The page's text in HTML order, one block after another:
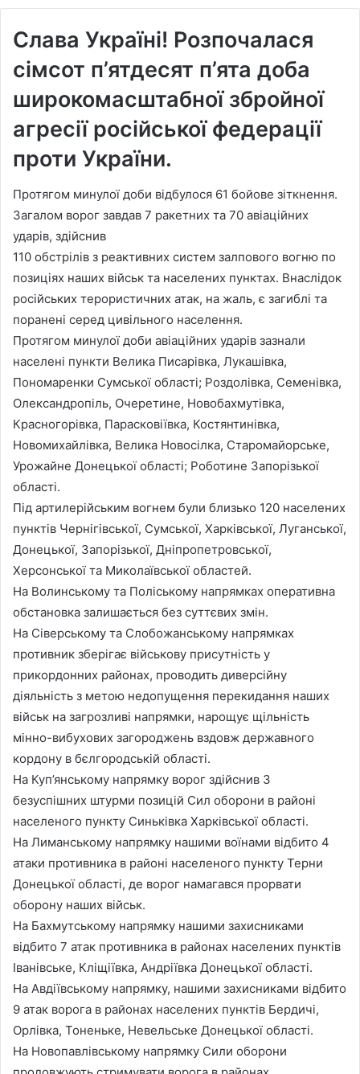
Слава Україні! Розпочалася
сімсот п’ятдесят п’ята доба
широкомасштабної збройної
агресії російської федерації
проти України.
Протягом минулої доби відбулося 61 бойове зіткнення.
Загалом ворог завдав 7 ракетних та 70 авіаційних
ударів, здійснив
110 обстрілів з реактивних систем залпового вогню по
позиціях наших військ та населених пунктах. Внаслідок
російських терористичних атак, на жаль, є загиблі та
поранені серед цивільного населення.
Протягом минулої доби авіаційних ударів зазнали
населені пункти Велика Писарівка, Лукашівка,
Пономаренки Сумської області; Роздолівка, Семенівка,
Олександропіль, Очеретине, Новобахмутівка,
Красногорівка, Парасковіївка, Костянтинівка,
Новомихайлівка, Велика Новосілка, Старомайорське,
Урожайне Донецької області; Роботине Запорізької
області.
Під артилерійським вогнем були близько 120 населених
пунктів Чернігівської, Сумської, Харківської, Луганської,
Донецької, Запорізької, Дніпропетровської,
Херсонської та Миколаївської областей.
На Волинському та Поліському напрямках оперативна
обстановка залишається без суттєвих змін.
На Сіверському та Слобожанському напрямках
противник зберігає військову присутність у
прикордонних районах, проводить диверсійну
діяльність з метою недопущення перекидання наших
військ на загрозливі напрямки, нарощує щільність
мінно-вибухових загороджень вздовж державного
кордону в бєлгородській області.
На Куп’янському напрямку ворог здійснив 3
безуспішних штурми позицій Сил оборони в районі
населеного пункту Синьківка Харківської області.
На Лиманському напрямку нашими воїнами відбито 4
атаки противника в районі населеного пункту Терни
Донецької області, де ворог намагався прорвати
оборону наших військ.
На Бахмутському напрямку нашими захисниками
відбито 7 атак противника в районах населених пунктів
Іванівське, Кліщіївка, Андріївка Донецької області.
На Авдіївському напрямку, нашими захисниками відбито
9 атак ворога в районах населених пунктів Бердичі,
Орлівка, Тоненьке, Невельське Донецької області.
На Новопавлівському напрямку Сили оборони